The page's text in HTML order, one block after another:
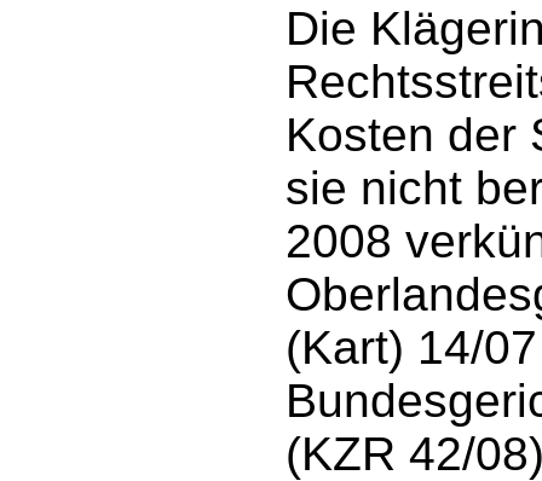
Die
Kosten der
sie nicht
2008
(Kart) 14/
(KZR 42/